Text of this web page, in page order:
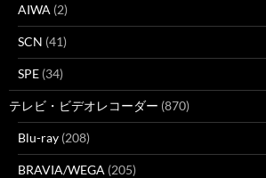
AIWA (2)
SCN (41)
SPE (34)
テレビ・ビデオレコーダー (870)
Blu-ray (208)
BRAVIA/WEGA (205)